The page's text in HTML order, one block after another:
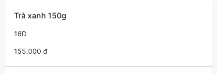
Trà xanh 150g
16D
155.000 đ